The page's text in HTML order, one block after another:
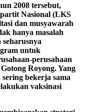
2008 tersebut,
Nasional (LKS
dan musyawarah
hanya masalah
untuk
perusahaan
Royong. Yang
bekerja sama
vaksinasi